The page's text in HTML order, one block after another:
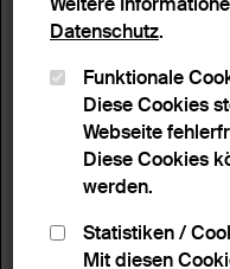
Weitere
Datenschutz.
Funktionale
Diese Cookies
Webseite
Diese Cookies
werden.
Statistiken /
Mit diesen